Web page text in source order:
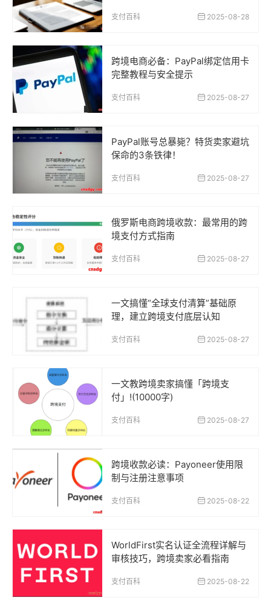
支付百科 2025-08-28
跨境电商必备：PayPal绑定信用卡
完整教程与安全提示
支付百科 2025-08-27
PayPal账号总暴毙？特货卖家避坑
保命的3条铁律！
支付百科 2025-08-27
俄罗斯电商跨境收款：最常用的跨
境支付方式指南
支付百科 2025-08-27
一文搞懂“全球支付清算”基础原
理，建立跨境支付底层认知
支付百科 2025-08-27
一文教跨境卖家搞懂「跨境支
付」!(10000字)
支付百科 2025-08-27
跨境收款必读：Payoneer使用限
制与注册注意事项
支付百科 2025-08-22
WorldFirst实名认证全流程详解与
审核技巧，跨境卖家必看指南
支付百科 2025-08-22